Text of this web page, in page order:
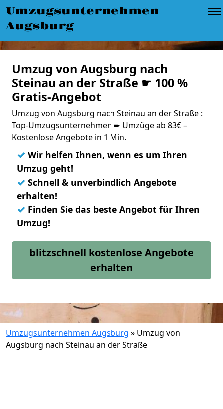
Umzugsunternehmen
Augsburg
Umzug von Augsburg nach
Steinau an der Straße ☛ 100 %
Gratis-Angebot
Umzug von Augsburg nach Steinau an der Straße :
Top-Umzugsunternehmen ➨ Umzüge ab 83€ –
Kostenlose Angebote in 1 Min.
✓ Wir helfen Ihnen, wenn es um Ihren
Umzug geht!
✓ Schnell & unverbindlich Angebote
erhalten!
✓ Finden Sie das beste Angebot für Ihren
Umzug!
blitzschnell kostenlose Angebote
erhalten
Umzugsunternehmen Augsburg » Umzug von
Augsburg nach Steinau an der Straße